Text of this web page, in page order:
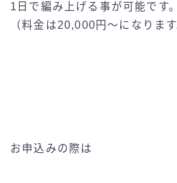
1日で編み上げる事が可能です。
（料金は20,000円〜になります
お申込みの際は